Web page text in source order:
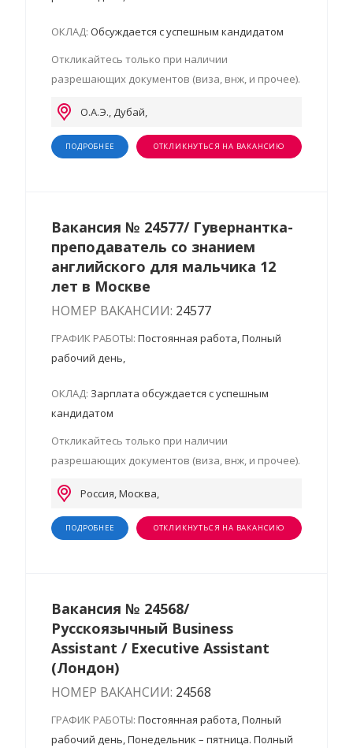
ОКЛАД: Обсуждается с успешным кандидатом
Откликайтесь только при наличии
разрешающих документов (виза, внж, и прочее).
О.А.Э., Дубай,
ПОДРОБНЕЕ ОТКЛИКНУТЬСЯ НА ВАКАНСИЮ
Вакансия № 24577/ Гувернантка-
преподаватель со знанием
английского для мальчика 12
лет в Москве
НОМЕР ВАКАНСИИ: 24577
ГРАФИК РАБОТЫ: Постоянная работа, Полный
рабочий день,
ОКЛАД: Зарплата обсуждается с успешным
кандидатом
Откликайтесь только при наличии
разрешающих документов (виза, внж, и прочее).
Россия, Москва,
ПОДРОБНЕЕ ОТКЛИКНУТЬСЯ НА ВАКАНСИЮ
Вакансия № 24568/
Русскоязычный Business
Assistant / Executive Assistant
(Лондон)
НОМЕР ВАКАНСИИ: 24568
ГРАФИК РАБОТЫ: Постоянная работа, Полный
рабочий день, Понедельник – пятница. Полный